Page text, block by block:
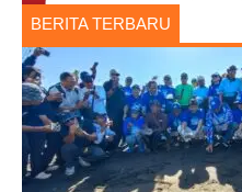
BERITA TERBARU